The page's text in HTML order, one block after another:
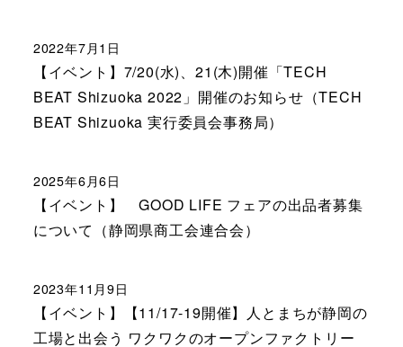
【イベント】7/20(水)、21(木)開催「TECH
BEAT Shizuoka 2022」開催のお知らせ（TECH
BEAT Shizuoka 実行委員会事務局）
2022年7月1日
【イベント】 GOOD LIFE フェアの出品者募集
について（静岡県商工会連合会）
2025年6月6日
【イベント】【11/17-19開催】人とまちが静岡の
工場と出会う ワクワクのオープンファクトリー
2023年11月9日